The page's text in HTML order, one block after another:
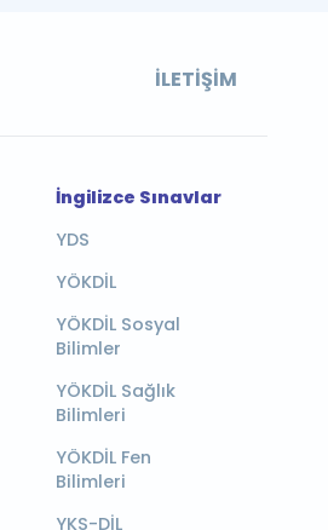
İLETIŞIM
İngilizce Sınavlar
YDS
YÖKDİL
YÖKDİL Sosyal
Bilimler
YÖKDİL Sağlık
Bilimleri
YÖKDİL Fen
Bilimleri
YKS-DİL